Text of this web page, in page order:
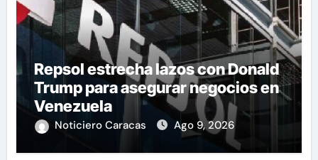
Repsol estrecha lazos con Donald
Trump para asegurar negocios en
Venezuela
Noticiero Caracas Ago 9, 2026